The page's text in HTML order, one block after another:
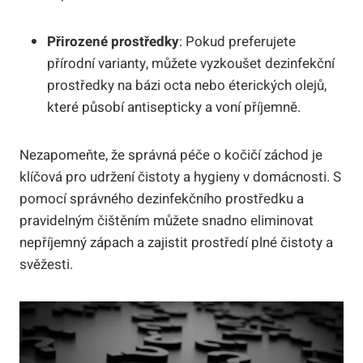
Přirozené prostředky: Pokud preferujete
přírodní varianty, můžete vyzkoušet dezinfekční
prostředky na bázi octa nebo éterických olejů,
které působí antisepticky a voní příjemně.
Nezapomeňte, že správná péče o kočičí záchod je
klíčová pro udržení čistoty a hygieny v domácnosti. S
pomocí správného dezinfekčního prostředku a
pravidelným čištěním můžete snadno eliminovat
nepříjemný zápach a zajistit prostředí plné čistoty a
svěžesti.